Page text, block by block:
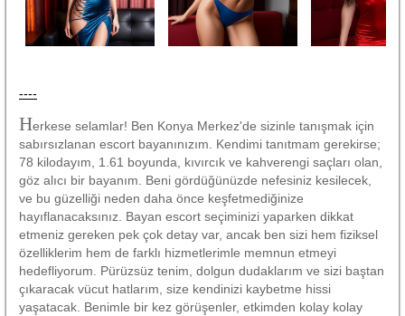
----
Herkese selamlar! Ben Konya Merkez'de sizinle tanışmak için
sabırsızlanan escort bayanınızım. Kendimi tanıtmam gerekirse;
78 kilodayım, 1.61 boyunda, kıvırcık ve kahverengi saçları olan,
göz alıcı bir bayanım. Beni gördüğünüzde nefesiniz kesilecek,
ve bu güzelliği neden daha önce keşfetmediğinize
hayıflanacaksınız. Bayan escort seçiminizi yaparken dikkat
etmeniz gereken pek çok detay var, ancak ben sizi hem fiziksel
özelliklerim hem de farklı hizmetlerimle memnun etmeyi
hedefliyorum. Pürüzsüz tenim, dolgun dudaklarım ve sizi baştan
çıkaracak vücut hatlarım, size kendinizi kaybetme hissi
yaşatacak. Benimle bir kez görüşenler, etkimden kolay kolay